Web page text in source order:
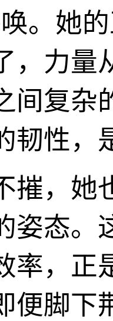
。她
，力量
间复杂
韧性，
摧，她
姿态。
率，正
便脚下